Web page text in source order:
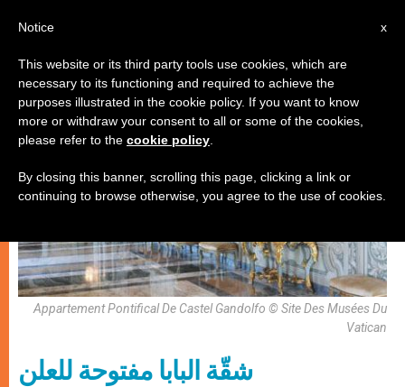
كنيسة محليّة
Appartement Pontifical De Castel Gandolfo © Site Des Musées Du
Vatican
شقّة البابا مفتوحة للعلن
x
Notice
This website or its third party tools use cookies, which are
necessary to its functioning and required to achieve the
purposes illustrated in the cookie policy. If you want to know
more or withdraw your consent to all or some of the cookies,
please refer to the cookie policy
By closing this banner, scrolling this page, clicking a link or
continuing to browse otherwise, you agree to the use of cookies.